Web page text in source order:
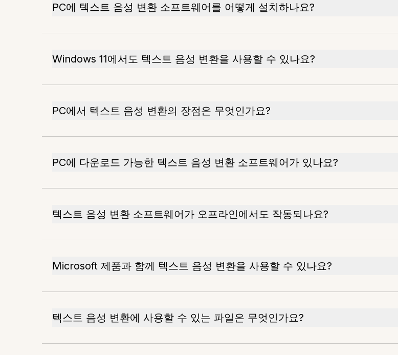
PC에 텍스트 음성 변환 소프트웨어를 어떻게 설치하나요?
Windows 11에서도 텍스트 음성 변환을 사용할 수 있나요?
PC에서 텍스트 음성 변환의 장점은 무엇인가요?
PC에 다운로드 가능한 텍스트 음성 변환 소프트웨어가 있나요?
텍스트 음성 변환 소프트웨어가 오프라인에서도 작동되나요?
Microsoft 제품과 함께 텍스트 음성 변환을 사용할 수 있나요?
텍스트 음성 변환에 사용할 수 있는 파일은 무엇인가요?